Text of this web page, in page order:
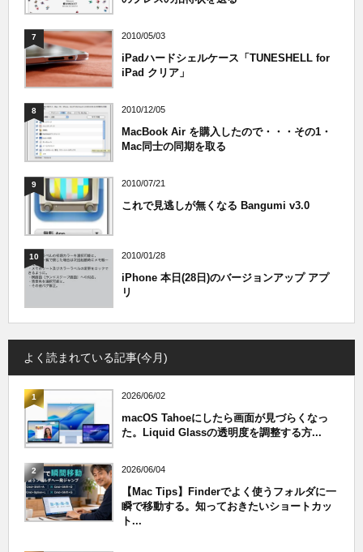
7 2010/05/03
iPadハードシェルケース「TUNESHELL for
iPad クリア」
8 2010/12/05
MacBook Air を購入したので・・・その1・
Mac同士の同期を取る
9 2010/07/21
これで見逃しが無くなる Bangumi v3.0
10 2010/01/28
iPhone 本日(28日)のバージョンアップ アプ
リ
よく読まれている記事(今月)
1 2026/06/02
macOS Tahoeにしたら画面が見づらくなっ
た。Liquid Glassの透明度を調整する方...
2 2026/06/04
【Mac Tips】Finderでよく使うフォルダに一
瞬で移動する。知っておきたいショートカッ
ト...